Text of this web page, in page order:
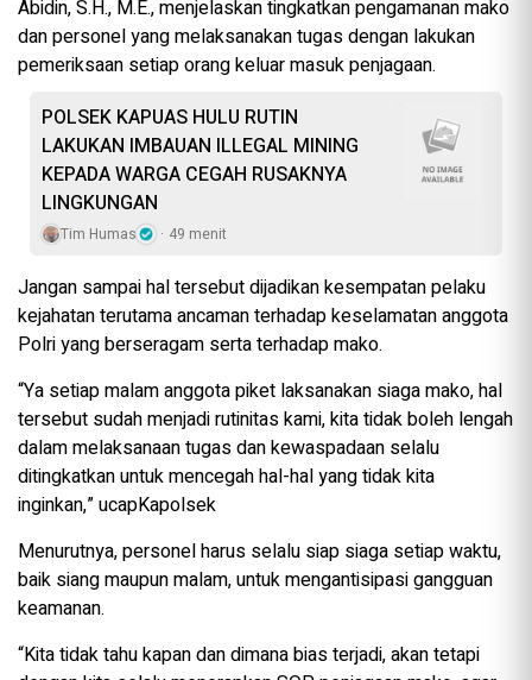
Abidin, S.H., M.E., menjelaskan tingkatkan pengamanan mako
dan personel yang melaksanakan tugas dengan lakukan
pemeriksaan setiap orang keluar masuk penjagaan.
POLSEK KAPUAS HULU RUTIN
LAKUKAN IMBAUAN ILLEGAL MINING
KEPADA WARGA CEGAH RUSAKNYA
LINGKUNGAN
Tim Humas 49 menit
Jangan sampai hal tersebut dijadikan kesempatan pelaku
kejahatan terutama ancaman terhadap keselamatan anggota
Polri yang berseragam serta terhadap mako.
“Ya setiap malam anggota piket laksanakan siaga mako, hal
tersebut sudah menjadi rutinitas kami, kita tidak boleh lengah
dalam melaksanaan tugas dan kewaspadaan selalu
ditingkatkan untuk mencegah hal-hal yang tidak kita
inginkan,” ucapKapolsek
Menurutnya, personel harus selalu siap siaga setiap waktu,
baik siang maupun malam, untuk mengantisipasi gangguan
keamanan.
“Kita tidak tahu kapan dan dimana bias terjadi, akan tetapi